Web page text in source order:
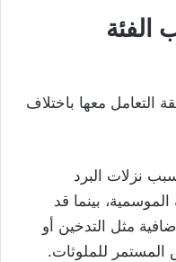
التعامل معها باختلاف
نزلات البرد
الموسمية، بينما قد
مثل التدخين أو
المستمر للملوثات.